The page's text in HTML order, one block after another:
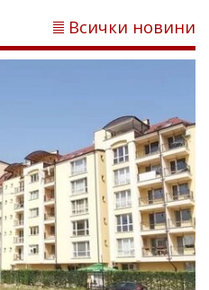
Всички новини